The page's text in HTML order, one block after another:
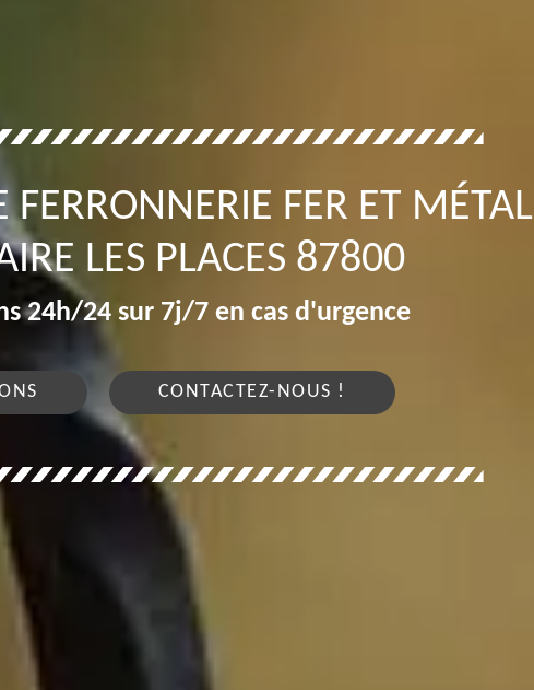
FERRONNERIE FER ET MÉTAL
LES PLACES 87800
24h/24 sur 7j/7 en cas d'urgence
CONTACTEZ-NOUS !